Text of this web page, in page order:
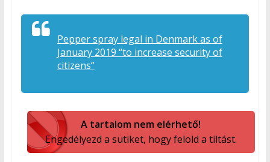
Pepper spray legal in Denmark as of
January 2019 “to increase security of
citizens”
A tartalom nem elérhető!
Engedélyezd a sütiket, hogy felold a tiltást.